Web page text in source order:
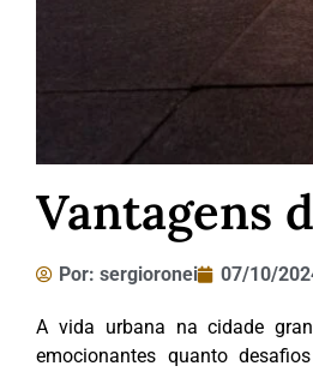
Vantagens
Por: sergioronei 07/10/
A vida urbana na cidade
emocionantes quanto